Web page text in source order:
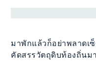
มาพักแล้วก็อย่าพลาดเ
คัดสรรวัตถุดิบท้องถิ่นม